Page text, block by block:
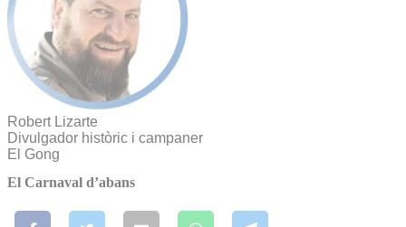
Robert Lizarte
Divulgador històric i campaner
El Gong
El Carnaval d’abans